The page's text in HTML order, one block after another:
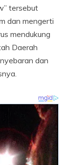
tersebut
dan mengerti
mendukung
Daerah
dan